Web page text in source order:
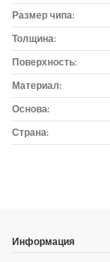
Размер чипа:
Толщина:
Поверхность:
Материал:
Основа:
Страна:
"Румянцево",
229-49-09
Информация